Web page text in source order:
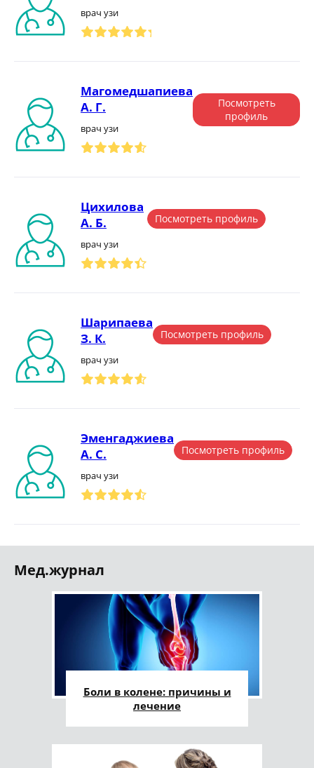
врач узи
Магомедшапиева
А. Г.
врач узи
Посмотреть
профиль
Цихилова
А. Б.
врач узи
Посмотреть профиль
Шарипаева
З. К.
врач узи
Посмотреть профиль
Эменгаджиева
А. С.
врач узи
Посмотреть профиль
Мед.журнал
Боли в колене: причины и
лечение